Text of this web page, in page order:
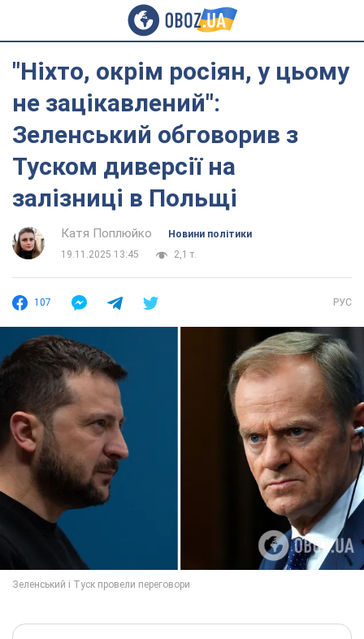
"Ніхто, окрім росіян, у цьому
не зацікавлений":
Зеленський обговорив з
Туском диверсії на
залізниці в Польщі
Катя Поплюйко
Новини політики
19.11.2025 13:45
2,1 т.
107 РУС